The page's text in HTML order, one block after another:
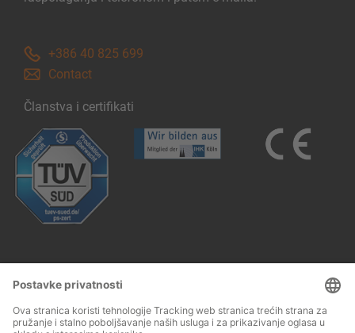
+386 40 825 699
Contact
Članstva i certifikati